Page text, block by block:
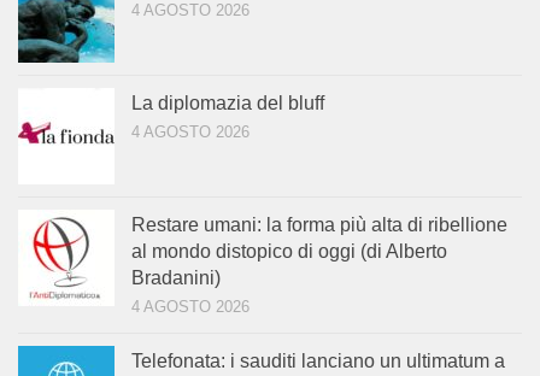
4 AGOSTO 2026
La diplomazia del bluff
4 AGOSTO 2026
Restare umani: la forma più alta di ribellione
al mondo distopico di oggi (di Alberto
Bradanini)
4 AGOSTO 2026
Telefonata: i sauditi lanciano un ultimatum a